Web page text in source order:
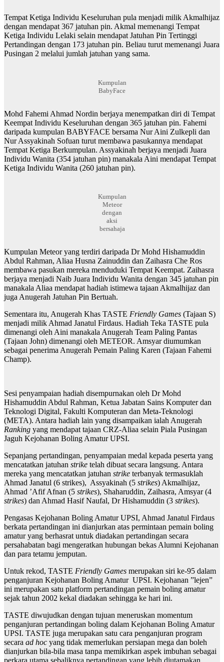
Tempat Ketiga Individu Keseluruhan pula menjadi milik Akmalhijaz
dengan mendapat 367 jatuhan pin. Akmal memenangi Tempat
Ketiga Individu Lelaki selain mendapat Jatuhan Pin Tertinggi
Pertandingan dengan 173 jatuhan pin. Beliau turut memenangi Juara
Pusingan 2 melalui jumlah jatuhan yang sama.
Kumpulan
BabyFace
Mohd Fahemi Ahmad Nordin berjaya menempatkan diri di Tempat
Keempat Individu Keseluruhan dengan 365 jatuhan pin. Fahemi
daripada kumpulan BABYFACE bersama Nur Aini Zulkepli dan
Nur Assyakinah Sofuan turut membawa pasukannya mendapat
Tempat Ketiga Berkumpulan. Assyakinah berjaya menjadi Juara
Individu Wanita (354 jatuhan pin) manakala Aini mendapat Tempat
Ketiga Individu Wanita (260 jatuhan pin).
Kumpulan
Meteor
dengan
aksi
bersahaja
Kumpulan Meteor yang terdiri daripada Dr Mohd Hishamuddin
Abdul Rahman, Aliaa Husna Zainuddin dan Zaihasra Che Ros
membawa pasukan mereka menduduki Tempat Keempat. Zaihasra
berjaya menjadi Naib Juara Individu Wanita dengan 345 jatuhan pin
manakala Aliaa mendapat hadiah istimewa tajaan Akmalhijaz dan
juga Anugerah Jatuhan Pin Bertuah.
Sementara itu, Anugerah Khas TASTE Friendly Games (Tajaan S)
menjadi milik Ahmad Janatul Firdaus. Hadiah Teka TASTE pula
dimenangi oleh Aini manakala Anugerah Team Paling Pantas
(Tajaan John) dimenangi oleh METEOR. Amsyar diumumkan
sebagai penerima Anugerah Pemain Paling Karen (Tajaan Fahemi
Champ).
Sesi penyampaian hadiah disempurnakan oleh Dr Mohd
Hishamuddin Abdul Rahman, Ketua Jabatan Sains Komputer dan
Teknologi Digital, Fakulti Komputeran dan Meta-Teknologi
(META). Antara hadiah lain yang disampaikan ialah Anugerah
Ranking yang mendapat tajaan CRZ-Aliaa selain Piala Pusingan
Jaguh Kejohanan Boling Amatur UPSI.
Sepanjang pertandingan, penyampaian medal kepada peserta yang
mencatatkan jatuhan strike telah dibuat secara langsung. Antara
mereka yang mencatatkan jatuhan strike terbanyak termasuklah
Ahmad Janatul (6 strikes), Assyakinah (5 strikes) Akmalhijaz,
Ahmad ’Afif Afnan (5 strikes), Shaharuddin, Zaihasra, Amsyar (4
strikes) dan Ahmad Hasif Naufal, Dr Hishamuddin (3 strikes).
Pengasas Kejohanan Boling Amatur UPSI, Ahmad Janatul Firdaus
berkata pertandingan ini dianjurkan atas permintaan pemain boling
amatur yang berhasrat untuk diadakan pertandingan secara
persahabatan bagi mengeratkan hubungan bekas Alumni Kejohanan
dan para tetamu jemputan.
Untuk rekod, TASTE Friendly Games merupakan siri ke-95 dalam
penganjuran Kejohanan Boling Amatur UPSI. Kejohanan ”lejen”
ini merupakan satu platform pertandingan pemain boling amatur
sejak tahun 2002 kekal diadakan sehingga ke hari ini.
TASTE diwujudkan dengan tujuan meneruskan momentum
penganjuran pertandingan boling dalam Kejohanan Boling Amatur
UPSI. TASTE juga merupakan satu cara penganjuran program
secara ad hoc yang tidak memerlukan persiapan mega dan boleh
dianjurkan bila-bila masa tanpa memikirkan aspek imbuhan sebagai